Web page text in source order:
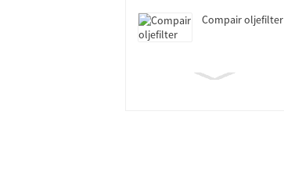
Compair oljefilter
Fusheng oljefilter